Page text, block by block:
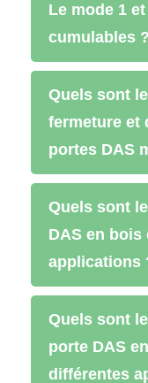
Le mode 1
cumulables ?
Quels sont
fermeture et
portes DAS
Quels sont
DAS en
applications
Quels sont
porte DAS
différentes